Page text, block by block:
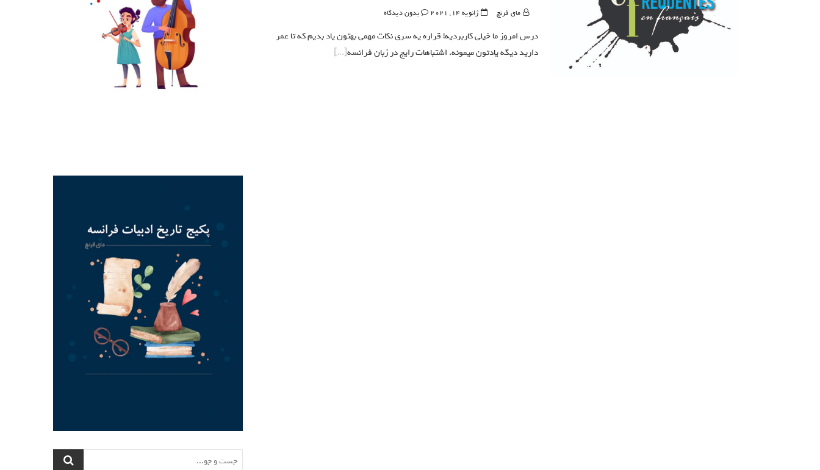
مای فرنچ ژانویه 14, 2021 بدون دیدگاه
درس امروز ما خیلی کاربردیه! قراره یه سری نکات مهمی بهتون یاد بدیم که تا عمر
دارید دیگه یادتون میمونه. اشتباهات رایج در زبان فرانسه